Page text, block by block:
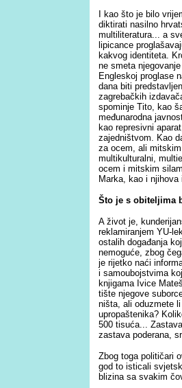
I kao što je bilo
diktirati nasilno
multiliteratura... a
lipicance
kakvog identiteta.
ne smeta
Engleskoj proglase
dana biti
zagrebačkih
spominje Tito, kao
međunarodna
kao represivni
zajedništvom. Kao
za ocem, ali
multikulturalni,
ocem i mitskim
Marka, kao i
Što je s obiteljima
A život je,
reklamiranjem YU-
ostalih događanja
nemoguće, zbog
je rijetko naći
i samoubojstvima
knjigama Ivice
tište njegove
ništa, ali oduzmete
upropaštenika?
500 tisuća...
zastava poderana,
Zbog toga političari
god to isticali
blizina sa svakim